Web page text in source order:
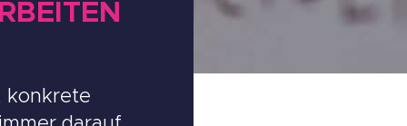
konkrete